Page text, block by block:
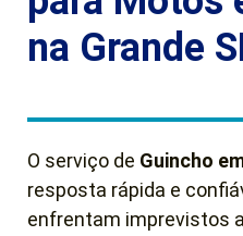
na Grande
O serviço de Guincho
resposta rápida e
enfrentam imprevistos